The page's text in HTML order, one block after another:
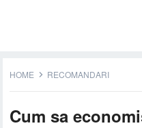
HOME RECOMANDARI
Cum sa